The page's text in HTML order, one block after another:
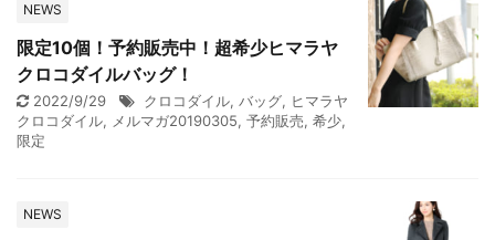
NEWS
限定10個！予約販売中！超希少ヒマラヤ
クロコダイルバッグ！
2022/9/29 クロコダイル, バッグ, ヒマラヤ
クロコダイル, メルマガ20190305, 予約販売, 希少,
限定
NEWS